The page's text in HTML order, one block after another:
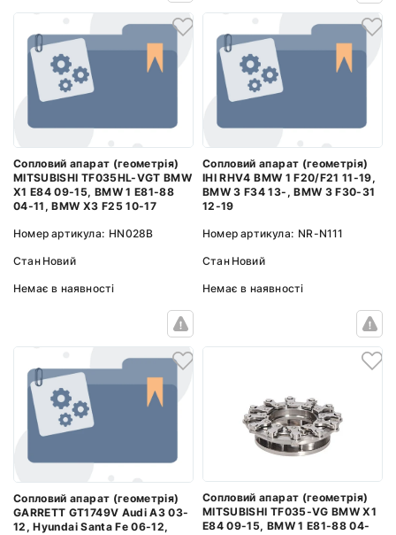
Сопловий апарат (геометрія)
MITSUBISHI TF035HL-VGT BMW
X1 E84 09-15, BMW 1 E81-88
04-11, BMW X3 F25 10-17
Номер артикула: HN028B
Стан Новий
Немає в наявності
Сопловий апарат (геометрія)
IHI RHV4 BMW 1 F20/F21 11-19,
BMW 3 F34 13-, BMW 3 F30-31
12-19
Номер артикула: NR-N111
Стан Новий
Немає в наявності
Сопловий апарат (геометрія)
GARRETT GT1749V Audi A3 03-
12, Hyundai Santa Fe 06-12,
Сопловий апарат (геометрія)
MITSUBISHI TF035-VG BMW X1
E84 09-15, BMW 1 E81-88 04-